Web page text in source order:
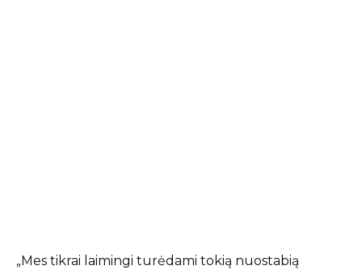
„Mes tikrai laimingi turėdami tokią nuostabią